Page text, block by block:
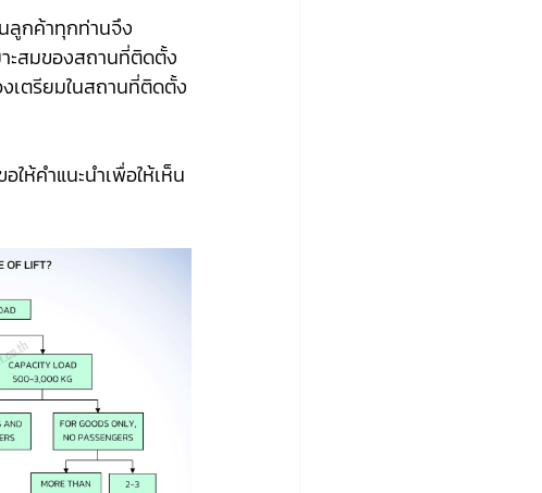
ลูกค้าทุกท่านจึง
ะสมของสถานที่ติดตั้ง
เตรียมในสถานที่ติดตั้ง
ห้คำแนะนำเพื่อให้เห็น